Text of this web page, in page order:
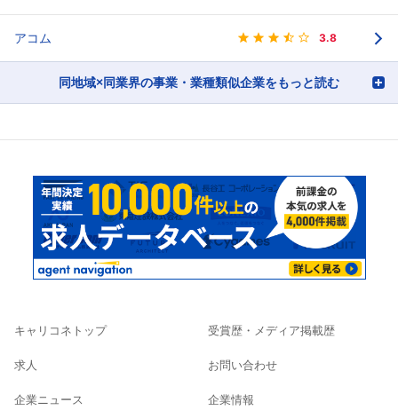
アコム 3.8
同地域×同業界の事業・業種類似企業をもっと読む
キャリコネトップ
求人
企業ニュース
受賞歴・メディア掲載歴
お問い合わせ
企業情報